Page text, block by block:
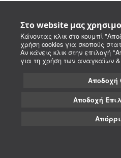
Στο website μας
Κάνοντας κλικ στο κουμπί
χρήση cookies για σκοπούς
Αν κάνεις κλικ στην επιλογή
για τη χρήση των αναγκαίων &
Αποδοχή
Αποδοχή